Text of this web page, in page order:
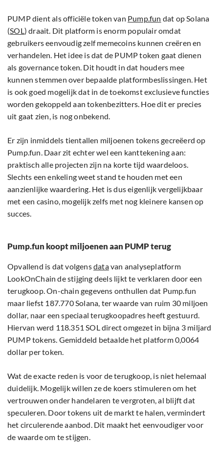
PUMP dient als officiële token van Pump.fun dat op Solana
(SOL) draait. Dit platform is enorm populair omdat
gebruikers eenvoudig zelf memecoins kunnen creëren en
verhandelen. Het idee is dat de PUMP token gaat dienen
als governance token. Dit houdt in dat houders mee
kunnen stemmen over bepaalde platformbeslissingen. Het
is ook goed mogelijk dat in de toekomst exclusieve functies
worden gekoppeld aan tokenbezitters. Hoe dit er precies
uit gaat zien, is nog onbekend.
Er zijn inmiddels tientallen miljoenen tokens gecreëerd op
Pump.fun. Daar zit echter wel een kanttekening aan:
praktisch alle projecten zijn na korte tijd waardeloos.
Slechts een enkeling weet stand te houden met een
aanzienlijke waardering. Het is dus eigenlijk vergelijkbaar
met een casino, mogelijk zelfs met nog kleinere kansen op
succes.
Pump.fun koopt miljoenen aan PUMP terug
Opvallend is dat volgensdatavan analyseplatform
LookOnChain de stijging deels lijkt te verklaren door een
terugkoop. On-chain gegevens onthullen dat Pump.fun
maar liefst 187.770 Solana, ter waarde van ruim 30 miljoen
dollar, naar een speciaal terugkoopadres heeft gestuurd.
Hiervan werd 118.351 SOL direct omgezet in bijna 3 miljard
PUMP tokens. Gemiddeld betaalde het platform 0,0064
dollar per token.
Wat de exacte reden is voor de terugkoop, is niet helemaal
duidelijk. Mogelijk willen ze de koers stimuleren om het
vertrouwen onder handelaren te vergroten, al blijft dat
speculeren. Door tokens uit de markt te halen, vermindert
het circulerende aanbod. Dit maakt het eenvoudiger voor
de waarde om te stijgen.